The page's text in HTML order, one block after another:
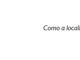
Como a